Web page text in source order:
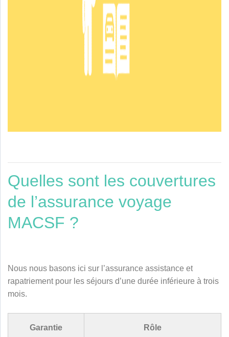
Quelles sont les couvertures
de l’assurance voyage
MACSF ?
Nous nous basons ici sur l’assurance assistance et
rapatriement pour les séjours d’une durée inférieure à trois
mois.
Garantie Rôle